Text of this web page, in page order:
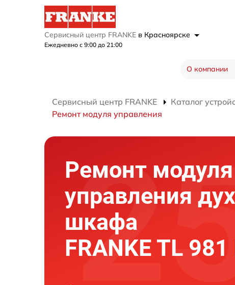
Сервисный центр FRANKE в Красноярске
Ежедневно с 9:00 до 21:00
О компании
Сервисный центр FRANKE Каталог
Ремонт модуля управления
Ремонт модуля
управления
шкафа
FRANKE TL 981